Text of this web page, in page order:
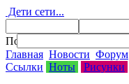
Дети сети...
Главная Новости Форум
Ссылки Ноты Рисунки